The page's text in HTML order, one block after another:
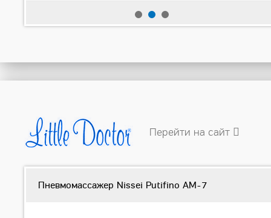
Перейти на сайт
Пневмомассажер Nissei Putifino AM-7